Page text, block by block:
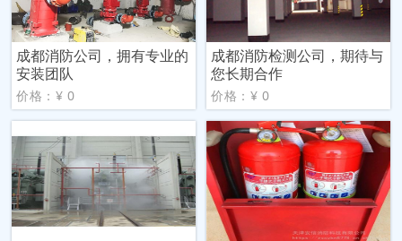
成都消防公司，拥有专业的
安装团队
价格：¥ 0
成都消防检测公司，期待与
您长期合作
价格：¥ 0